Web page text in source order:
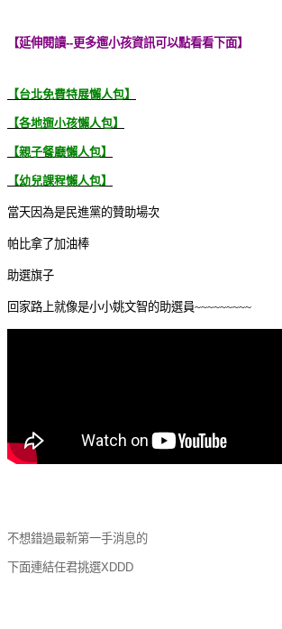
【延伸閱讀--更多遛小孩資訊可以點看看下面】
【台北免費特展懶人包】
【各地遛小孩懶人包】
【親子餐廳懶人包】
【幼兒課程懶人包】
當天因為是民進黨的贊助場次
帕比拿了加油棒
助選旗子
回家路上就像是小小姚文智的助選員~~~~~~~~~
不想錯過最新第一手消息的
下面連結任君挑選XDDD